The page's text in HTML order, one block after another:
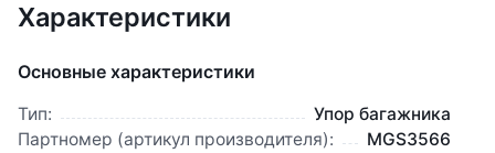
Характеристики
Основные характеристики
Тип:
Упор багажника
Партномер (артикул производителя):
MGS3566